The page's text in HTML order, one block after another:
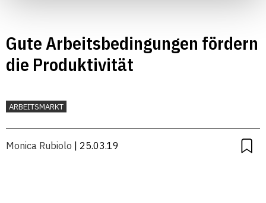
Gute Arbeitsbedingungen fördern
die Produktivität
ARBEITSMARKT
Monica Rubiolo | 25.03.19